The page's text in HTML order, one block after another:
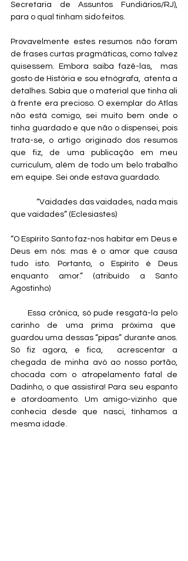
Secretaria de Assuntos Fundiários/RJ),
para o qual tinham sido feitos.
Provavelmente estes resumos não foram
de frases curtas pragmáticas, como talvez
quisessem. Embora saiba fazê-las,  mas
gosto de História e sou etnógrafa,  atenta a
detalhes. Sabia que o material que tinha ali
à frente era precioso. O exemplar do Atlas
não está comigo, sei muito bem onde o
tinha guardado e que não o dispensei, pois
trata-se, o artigo originado dos resumos
que fiz, de uma publicação em meu
curriculum, além de todo um belo trabalho
em equipe. Sei onde estava guardado.
“Vaidades das vaidades, nada mais
que vaidades” (Eclesiastes)
“O Espírito Santo faz-nos habitar em Deus e
Deus em nós: mas é o amor que causa
tudo isto. Portanto, o Espírito é Deus
enquanto amor.” (atribuído a Santo
Agostinho)
Essa crônica, só pude resgatá-la pelo
carinho de uma prima próxima que
guardou uma dessas “pipas” durante anos.
Só fiz agora, e fica,  acrescentar a
chegada de minha avó ao nosso portão,
chocada com o atropelamento fatal de
Dadinho, o que assistira! Para seu espanto
e atordoamento. Um amigo-vizinho que
conhecia desde que nasci, tínhamos a
mesma idade.